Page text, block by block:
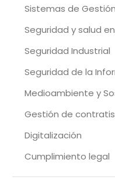
Sistemas de Gestión
Seguridad y salud
Seguridad Industrial
Seguridad de la
Medioambiente y
Gestión de
Digitalización
Cumplimiento legal